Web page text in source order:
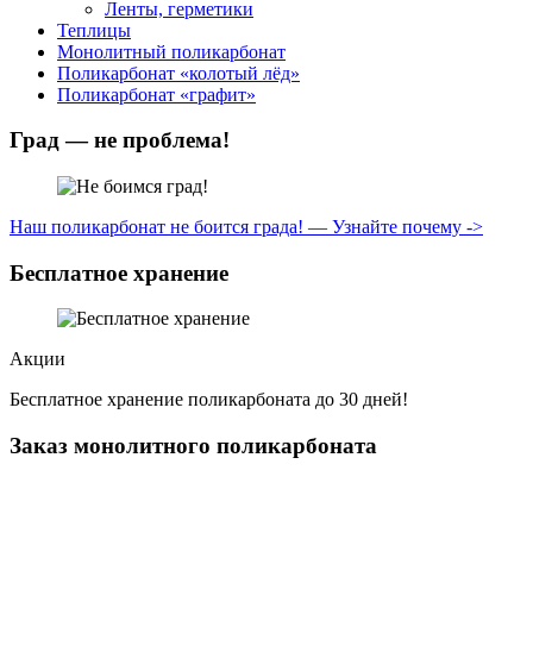
Ленты, герметики
Теплицы
Монолитный поликарбонат
Поликарбонат «колотый лёд»
Поликарбонат «графит»
Град — не проблема!
Наш поликарбонат не боится града! — Узнайте почему ->
Бесплатное хранение
Акции
Бесплатное хранение поликарбоната до 30 дней!
Заказ монолитного поликарбоната